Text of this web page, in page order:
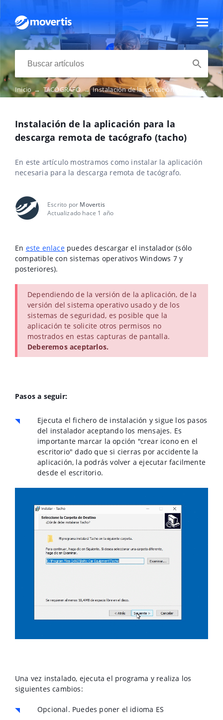
Inicio→ TACÓGRAFO→ Instalación de la aplicación para la descarga remota de tacógrafo (tacho)
Instalación de la aplicación para la
descarga remota de tacógrafo (tacho)
En este artículo mostramos como instalar la aplicación
necesaria para la descarga remota de tacógrafo.
Escrito por Movertis
Actualizado hace 1 año
En este enlacepuedes descargar el instalador (sólo
compatible con sistemas operativos Windows 7 y
posteriores).
Dependiendo de la versión de la aplicación, de la
versión del sistema operativo usado y de los
sistemas de seguridad, es posible que la
aplicación te solicite otros permisos no
mostrados en estas capturas de pantalla.
Deberemos aceptarlos.
Pasos a seguir:
Ejecuta el fichero de instalación y sigue los pasos
del instalador aceptando los mensajes. Es
importante marcar la opción "crear icono en el
escritorio" dado que si cierras por accidente la
aplicación, la podrás volver a ejecutar facilmente
desde el escritorio.
Una vez instalado, ejecuta el programa y realiza los
siguientes cambios:
Opcional. Puedes poner el idioma ES